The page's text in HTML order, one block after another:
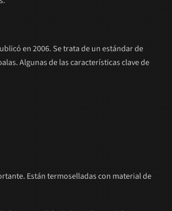
en 2006. Se trata de un estándar de
Algunas de las características clave de
Están termoselladas con material de